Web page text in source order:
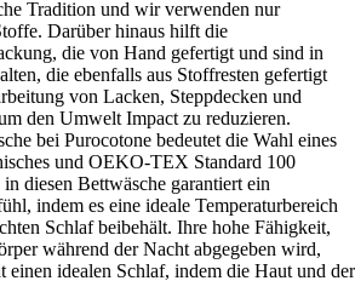
Tradition und wir verwenden nur
Darüber hinaus hilft die
die von Hand gefertigt und sind in
die ebenfalls aus Stoffresten gefertigt
von Lacken, Steppdecken und
den Umwelt Impact zu reduzieren.
bei Purocotone bedeutet die Wahl eines
und OEKO-TEX Standard 100
diesen Bettwäsche garantiert ein
indem es eine ideale Temperaturbereich
Schlaf beibehält. Ihre hohe Fähigkeit,
während der Nacht abgegeben wird,
einen idealen Schlaf, indem die Haut und der